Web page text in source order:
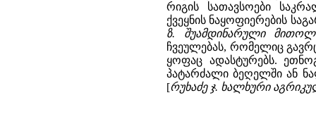
რიგის სათავსოები
ქვეყნის ნაყოფიერების
ზ. შუამდინარული
ჩვეულებას, რომელიც
ყოფაც ადასტურებს.
პატარძალი ბეღელში ან
[რუხაძე ჯ. ხალხური